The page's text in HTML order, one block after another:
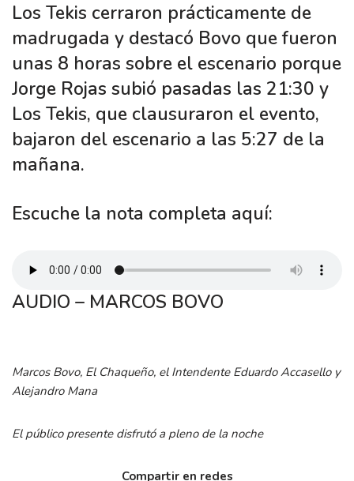
Los Tekis cerraron prácticamente de
madrugada y destacó Bovo que fueron
unas 8 horas sobre el escenario porque
Jorge Rojas subió pasadas las 21:30 y
Los Tekis, que clausuraron el evento,
bajaron del escenario a las 5:27 de la
mañana.
Escuche la nota completa aquí:
AUDIO – MARCOS BOVO
Marcos Bovo, El Chaqueño, el Intendente Eduardo Accasello y
Alejandro Mana
El público presente disfrutó a pleno de la noche
Compartir en redes